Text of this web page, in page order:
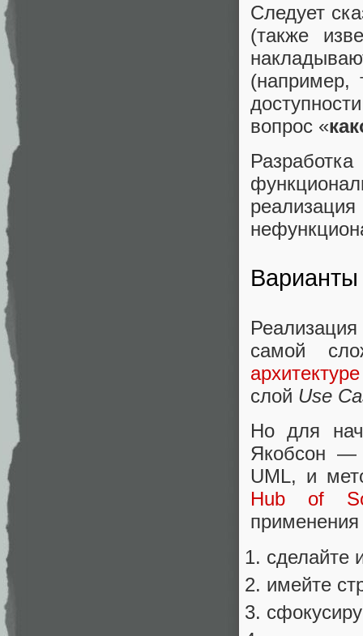
Следует
(также
(например,
вопрос «
Варианты
самой
архитектуре
слой Use
Но для
Якобсон —
UML, и
Hub of
сделайте
имейте